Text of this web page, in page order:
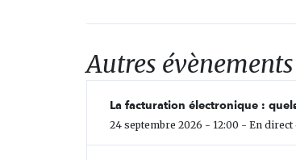
Autres
La facturation électronique :
24 septembre 2026 - 12:00 - En direct